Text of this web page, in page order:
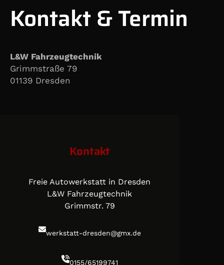
Kontakt & Termin
L&W Fahrzeugtechnik
Grimmstraße 79
01139 Dresden
Kontakt
Freie Autowerkstatt in Dresden
L&W Fahrzeugtechnik
Grimmstr. 79
werkstatt-dresden@gmx.de
0155/65199741